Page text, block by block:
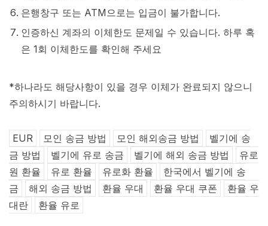
은행창구 또는 ATM으로는 입금이 불가합니다.
인증하신 계좌의 이체한도 문제일 수 있습니다. 하루 혹
은 1회 이체한도를 확인해 주세요
*하나라도 해당사항이 있을 경우 이체가 완료되지 않으니
주의하시기 바랍니다.
EUR 모인 송금 방법 모인 해외송금 방법
벨기에 송
금 방법
벨기에 유로 송금 벨기에 해외 송금 방법
유로
원 환율
유로 환율 유로화 환율
한국에서 벨기에 송
금
해외 송금 방법 환율 우대 환율 우대 쿠폰
환율 우
대란
환율 유로